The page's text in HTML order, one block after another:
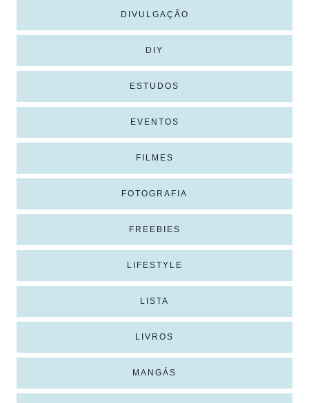
DIVULGAÇÃO
DIY
ESTUDOS
EVENTOS
FILMES
FOTOGRAFIA
FREEBIES
LIFESTYLE
LISTA
LIVROS
MANGÁS